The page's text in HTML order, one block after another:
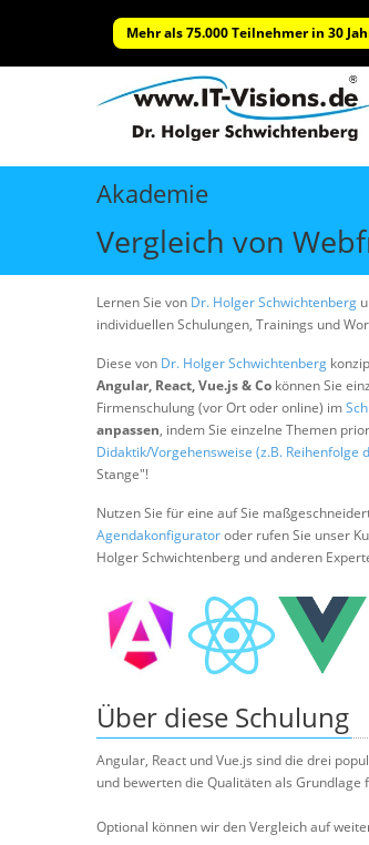
Mehr als 75.000 Teilnehmer in 30
Akademie
Vergleich von
Lernen Sie von Dr. Holger Schwichtenberg
individuellen Schulungen, Trainings und
Diese von Dr. Holger Schwichtenberg
Angular, React, Vue.js & Co können Sie
Firmenschulung (vor Ort oder online) im
anpassen, indem Sie einzelne Themen
Didaktik/Vorgehensweise (z.B.
Stange"!
Nutzen Sie für eine auf Sie
Agendakonfiguratoroder rufen Sie unser
Holger Schwichtenberg und anderen
Über diese Schulung
Angular, React und Vue.js sind die drei
und bewerten die Qualitäten als Grundlage
Optional können wir den Vergleich auf